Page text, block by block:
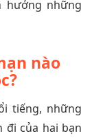
hưởng những
nào
tiếng, những
đi của hai bạn